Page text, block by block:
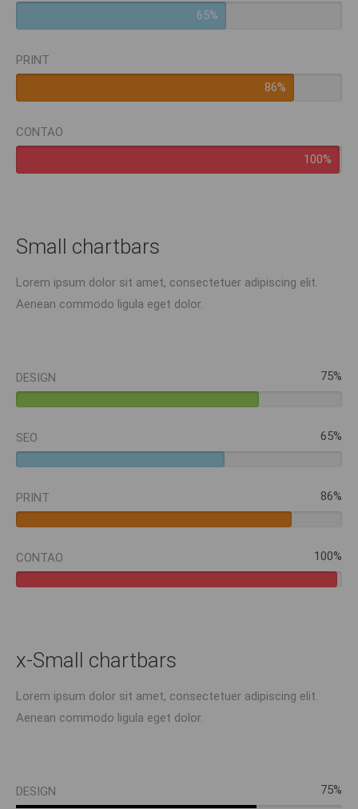
65%
PRINT
86%
CONTAO
100%
Small chartbars
Lorem ipsum dolor sit amet, consectetuer adipiscing elit.
Aenean commodo ligula eget dolor.
DESIGN 75%
SEO 65%
PRINT 86%
CONTAO 100%
x-Small chartbars
Lorem ipsum dolor sit amet, consectetuer adipiscing elit.
Aenean commodo ligula eget dolor.
DESIGN 75%